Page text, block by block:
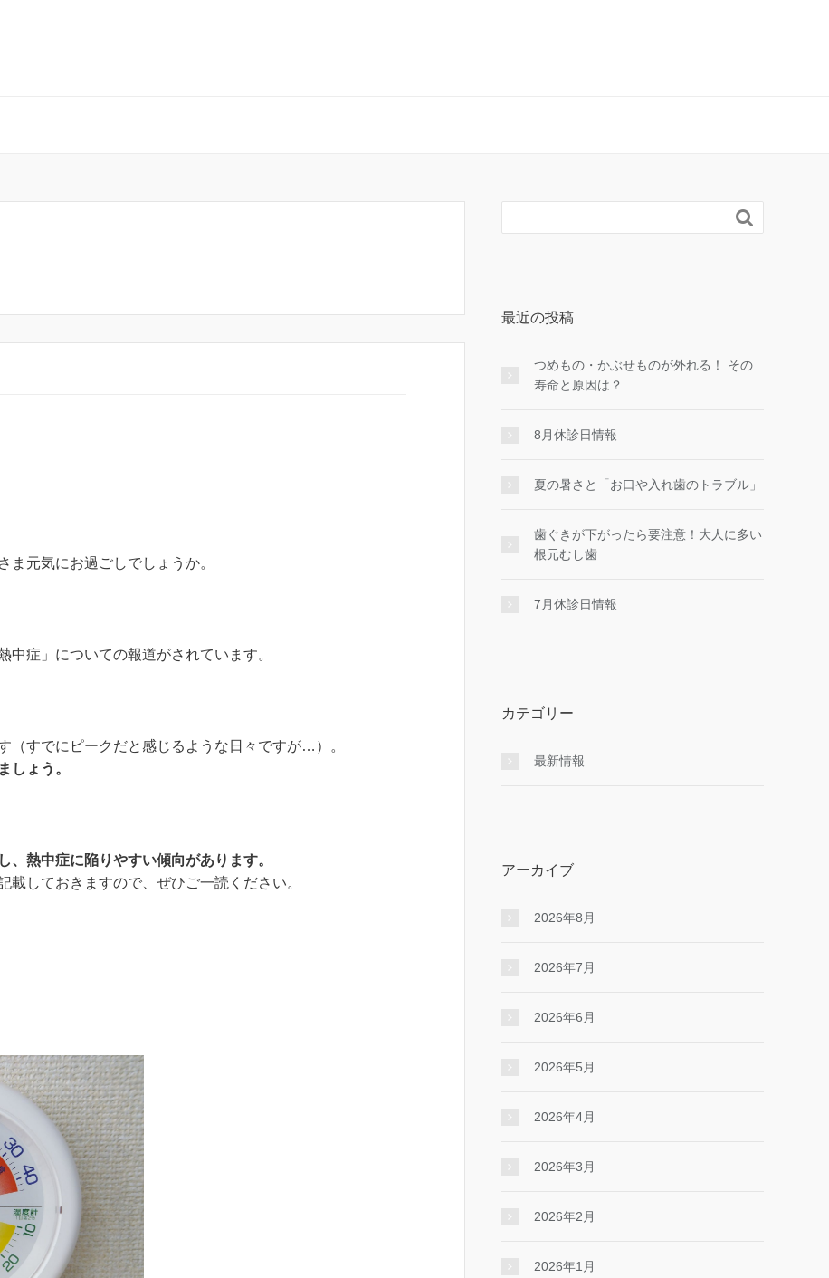
ま元気にお過ごしでしょうか。
症」についての報道がされています。
（すでにピークだと感じるような日々ですが…）。
しょう。
熱中症に陥りやすい傾向があります。
しておきますので、ぜひご一読ください。

最近の投稿
つめもの・かぶせものが外れる！ その
寿命と原因は？
8月休診日情報
夏の暑さと「お口や入れ歯のトラブル」
歯ぐきが下がったら要注意！大人に多い
根元むし歯
7月休診日情報
カテゴリー
最新情報
アーカイブ
2026年8月
2026年7月
2026年6月
2026年5月
2026年4月
2026年3月
2026年2月
2026年1月